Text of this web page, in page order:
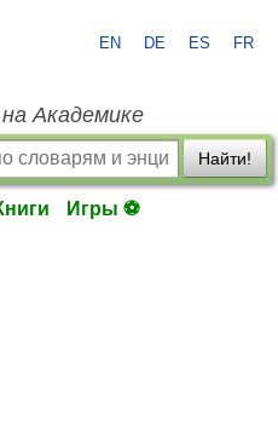
EN DE ES FR
Академике
Найти!
Игры ⚽